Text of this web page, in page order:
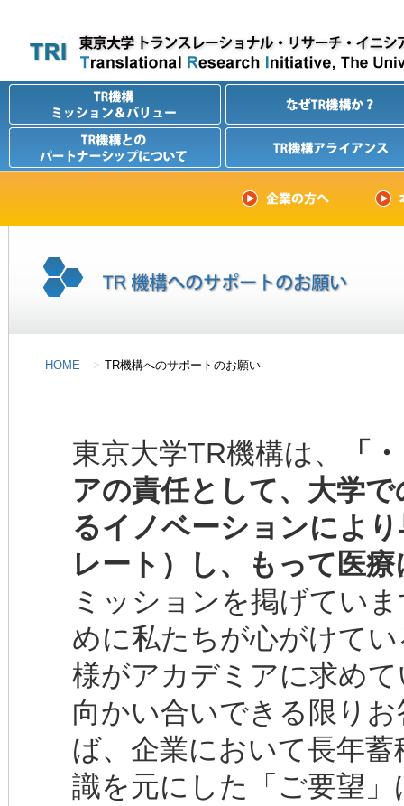
HOME TR機構へのサポートのお願い
東京大学TR機構は、
「
アの責任として、大学
るイノベーションによ
レート）し、もって医
ミッションを掲げてい
めに私たちが心がけて
様がアカデミアに求め
向かい合いできる限り
ば、企業において長年
識を元にした「ご要望